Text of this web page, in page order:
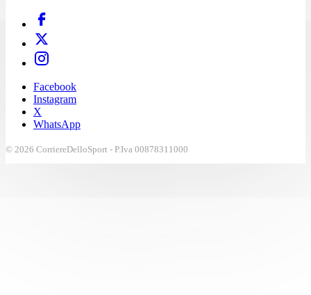
Facebook
Instagram
X
WhatsApp
© 2026 CorriereDelloSport - P.Iva 00878311000